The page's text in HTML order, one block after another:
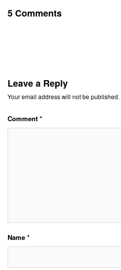
5 Comments
Leave a Reply
Your email address will not be published.
Comment *
Name *